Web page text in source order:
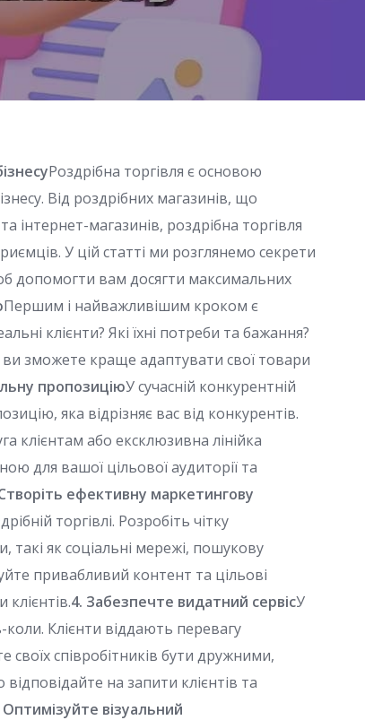
Роздрібна торгівля є основою
Від роздрібних магазинів, що
інтернет-магазинів, роздрібна торгівля
У цій статті ми розглянемо секрети
допомогти вам досягти максимальних
Першим і найважливішим кроком є
клієнти? Які їхні потреби та бажання?
зможете краще адаптувати свої товари
пропозиціюУ сучасній конкурентній
яка відрізняє вас від конкурентів.
клієнтам або ексклюзивна лінійка
для вашої цільової аудиторії та
ефективну маркетингову
торгівлі. Розробіть чітку
такі як соціальні мережі, пошукову
привабливий контент та цільові
4. Забезпечте видатний сервісУ
коли. Клієнти віддають перевагу
співробітників бути дружними,
на запити клієнтів та
Оптимізуйте візуальний